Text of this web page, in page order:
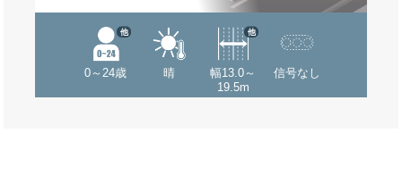
0～24歳
他
晴
幅13.0～
19.5m
他
信号なし